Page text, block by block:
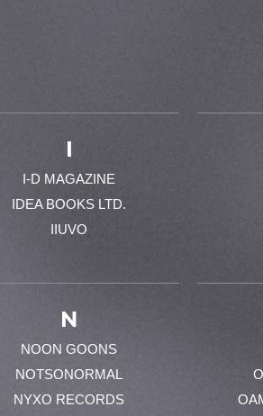
I
I-D MAGAZINE
IDEA BOOKS LTD.
IIUVO
N
NOON GOONS
NOTSONORMAL
NYXO RECORDS